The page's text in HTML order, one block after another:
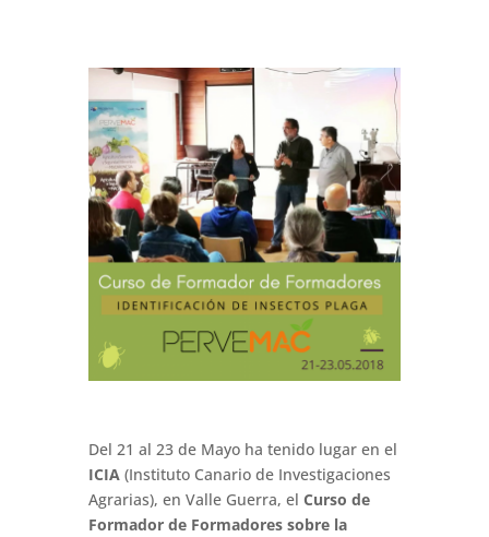
Del 21 al 23 de Mayo ha tenido lugar en el
ICIA(Instituto Canario de Investigaciones
Agrarias), en Valle Guerra, el Curso de
Formador de Formadores sobre la